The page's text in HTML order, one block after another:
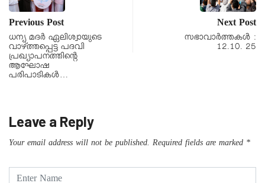
Previous Post
ധന്യ മദർ ഏലിശ്വായുടെ
വാഴ്ത്തപ്പെട്ട പദവി
പ്രഖ്യാപനത്തിന്റെ
ആഘോഷ
പരിപാടികൾ…
Next Post
സഭാവാര്‍ത്തകള്‍ :
12.10. 25
Leave a Reply
Your email address will not be published. Required fields are marked *